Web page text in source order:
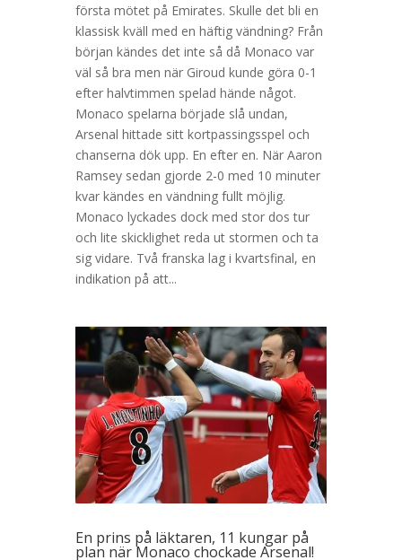
första mötet på Emirates. Skulle det bli en
klassisk kväll med en häftig vändning? Från
början kändes det inte så då Monaco var
väl så bra men när Giroud kunde göra 0-1
efter halvtimmen spelad hände något.
Monaco spelarna började slå undan,
Arsenal hittade sitt kortpassingsspel och
chanserna dök upp. En efter en. När Aaron
Ramsey sedan gjorde 2-0 med 10 minuter
kvar kändes en vändning fullt möjlig.
Monaco lyckades dock med stor dos tur
och lite skicklighet reda ut stormen och ta
sig vidare. Två franska lag i kvartsfinal, en
indikation på att...
En prins på läktaren, 11 kungar på
plan när Monaco chockade Arsenal!